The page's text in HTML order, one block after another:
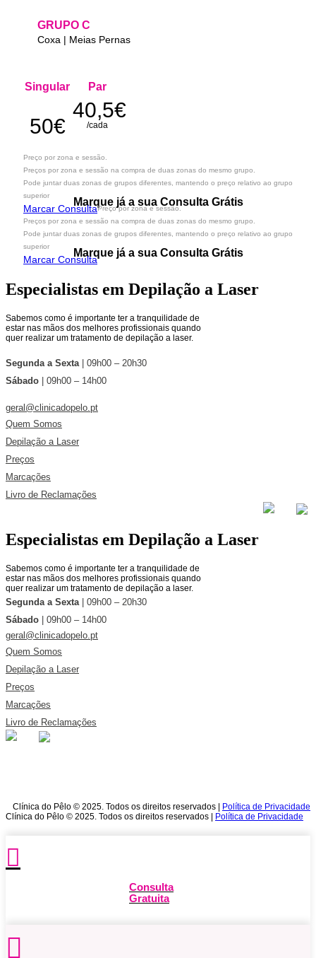
GRUPO C
Coxa | Meias Pernas
Singular
50€
Par
40,5€
/cada
Preço por zona e sessão.
Preços por zona e sessão na compra de duas zonas do mesmo grupo.
Pode juntar duas zonas de grupos diferentes, mantendo o preço relativo ao grupo
superior
Marque já a sua Consulta Grátis
Marcar ConsultaPreço por zona e sessão.
Preços por zona e sessão na compra de duas zonas do mesmo grupo.
Pode juntar duas zonas de grupos diferentes, mantendo o preço relativo ao grupo
superior
Marque já a sua Consulta Grátis
Marcar Consulta
Especialistas em Depilação a Laser
Sabemos como é importante ter a tranquilidade de
estar nas mãos dos melhores profissionais quando
quer realizar um tratamento de depilação a laser.
Segunda a Sexta | 09h00 – 20h30
Sábado | 09h00 – 14h00
geral@clinicadopelo.pt
Quem Somos
Depilação a Laser
Preços
Marcações
Livro de Reclamações
Especialistas em Depilação a Laser
Sabemos como é importante ter a tranquilidade de
estar nas mãos dos melhores profissionais quando
quer realizar um tratamento de depilação a laser.
Segunda a Sexta | 09h00 – 20h30
Sábado | 09h00 – 14h00
geral@clinicadopelo.pt
Quem Somos
Depilação a Laser
Preços
Marcações
Livro de Reclamações
Clínica do Pêlo © 2025. Todos os direitos reservados | Política de Privacidade
Clínica do Pêlo © 2025. Todos os direitos reservados | Política de Privacidade
Consulta
Gratuita